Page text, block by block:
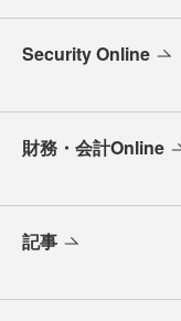
Security Online
財務・会計Online
記事